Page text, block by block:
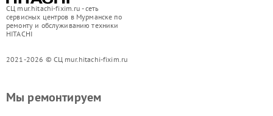
СЦ mur.hitachi-fixim.ru - сеть
сервисных центров в Мурманске по
ремонту и обслуживанию техники
HITACHI
2021-2026 © СЦ mur.hitachi-fixim.ru
Мы ремонтируем